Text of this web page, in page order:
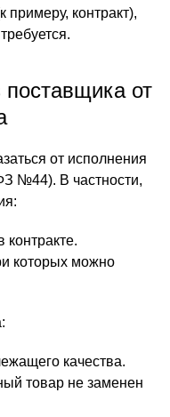
примеру, контракт),
поставщика от
от исполнения
№44). В частности,
контракте.
которых можно
качества.
товар не заменен